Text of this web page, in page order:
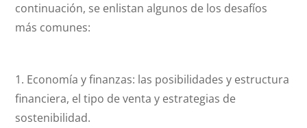
continuación, se enlistan algunos de los desafíos
más comunes:
1. Economía y finanzas: las posibilidades y estructura
financiera, el tipo de venta y estrategias de
sostenibilidad.